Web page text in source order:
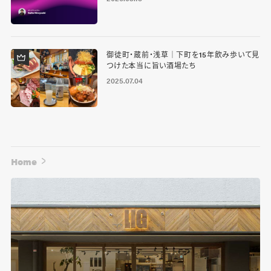
御徒町・蔵前・浅草｜下町を15年飲み歩いて見
つけた本当に旨い酒場たち
2025.07.04
Home